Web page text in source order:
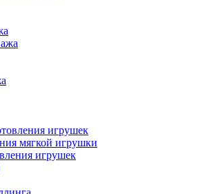
игрушек
мягкой игрушки
игрушек